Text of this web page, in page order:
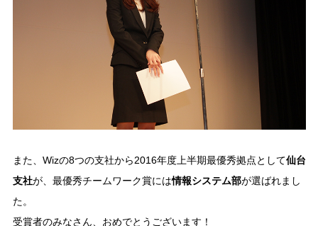
また、Wizの8つの支社から2016年度上半期最優秀拠点として仙台
支社が、最優秀チームワーク賞には情報システム部が選ばれまし
た。
受賞者のみなさん、おめでとうございます！